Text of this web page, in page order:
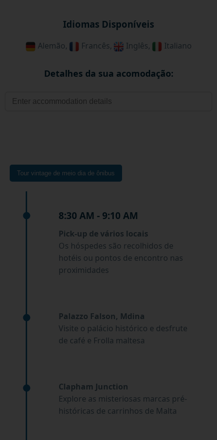
Idiomas Disponíveis
Alemão, Francês, Inglês, Italiano
Detalhes da sua acomodação:
Tour vintage de meio dia de ônibus
8:30 AM - 9:10 AM
Pick-up de vários locais
Os hóspedes são recolhidos de
hotéis ou pontos de encontro nas
proximidades
Palazzo Falson, Mdina
Visite o palácio histórico e desfrute
de café e Frolla maltesa
Clapham Junction
Explore as misteriosas marcas pré-
históricas de carrinhos de Malta